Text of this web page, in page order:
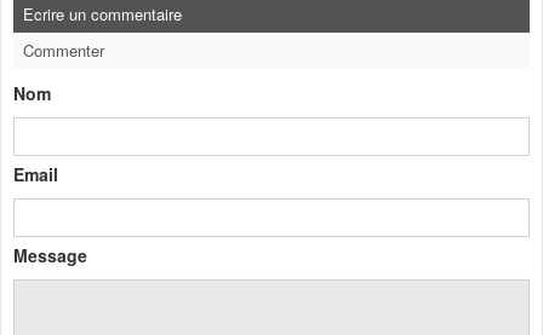
Ecrire un commentaire
Commenter
Nom
Email
Message